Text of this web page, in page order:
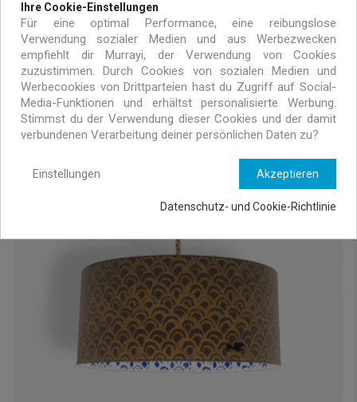
Sifnos Deckenlampe
189,00 €
Ihre Cookie-Einstellungen
Für eine optimal Performance, eine reibungslose
Verwendung sozialer Medien und aus Werbezwecken
empfiehlt dir Murrayi, der Verwendung von Cookies
zuzustimmen. Durch Cookies von sozialen Medien und
Werbecookies von Drittparteien hast du Zugriff auf Social-
Media-Funktionen und erhältst personalisierte Werbung.
Stimmst du der Verwendung dieser Cookies und der damit
verbundenen Verarbeitung deiner persönlichen Daten zu?
Akzeptieren
Einstellungen
Datenschutz- und Cookie-Richtlinie